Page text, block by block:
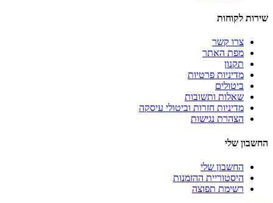
שירות לקוחות
צרו קשר
מפת האתר
תקנון
מדיניות פרטיות
ביטולים
שאלות ותשובות
מדיניות חזרות וביטולי עיסקה
הצהרת נגישות
החשבון שלי
החשבון שלי
היסטוריית ההזמנות
רשימת תפוצה